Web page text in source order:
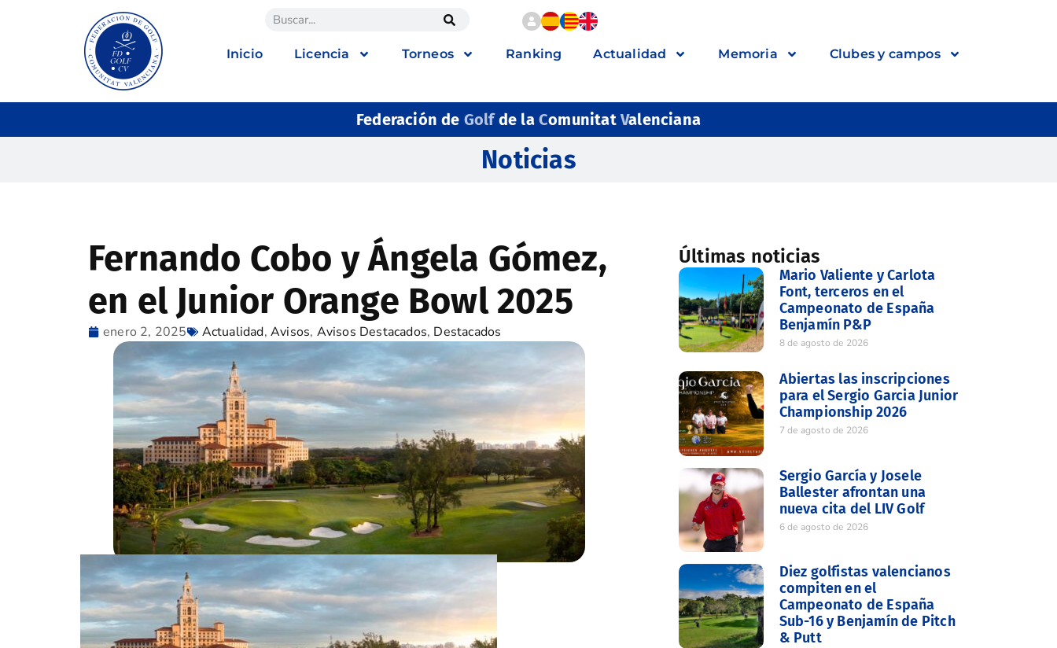
Inicio Licencia Torneos Ranking Actualidad Memoria Clubes y campos
Federación de Golfde la ComunitatValenciana
Noticias
Fernando Cobo y Ángela Gómez,
en el Junior Orange Bowl 2025
enero 2, 2025 Actualidad,Avisos, Avisos Destacados, Destacados
Últimas noticias
Mario Valiente y Carlota
Font, terceros en el
Campeonato de España
Benjamín P&P
8 de agosto de 2026
Abiertas las inscripciones
para el Sergio Garcia Junior
Championship 2026
7 de agosto de 2026
Sergio García y Josele
Ballester afrontan una
nueva cita del LIV Golf
6 de agosto de 2026
Diez golfistas valencianos
compiten en el
Campeonato de España
Sub-16 y Benjamín de Pitch
& Putt